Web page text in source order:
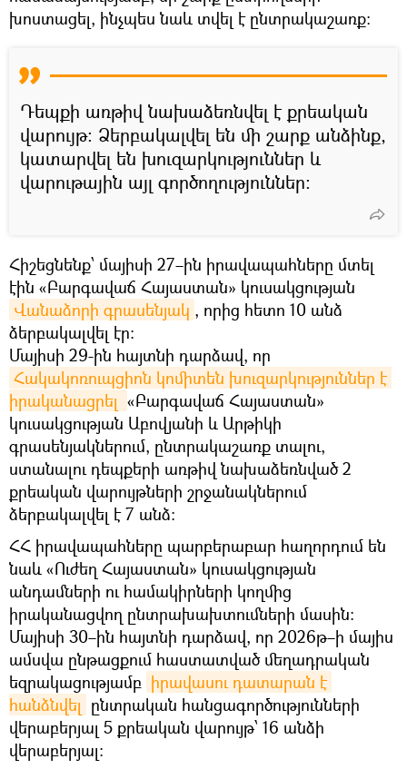
խոստացել, ինչպես նաև տվել է ընտրակաշառք:
Դեպքի առթիվ նախաձեռնվել է քրեական
վարույթ։ Ձերբակալվել են մի շարք անձինք,
կատարվել են խուզարկություններ և
վարութային այլ գործողություններ։
Հիշեցնենք՝ մայիսի 27–ին իրավապահները մտել
էին «Բարգավաճ Հայաստան» կուսակցության
Վանաձորի գրասենյակ , որից հետո 10 անձ
ձերբակալվել էր։
Մայիսի 29-ին հայտնի դարձավ, որ
Հակակոռուպցիոն կոմիտեն խուզարկություններ է
իրականացրել «Բարգավաճ Հայաստան»
կուսակցության Աբովյանի և Արթիկի
գրասենյակներում, ընտրակաշառք տալու,
ստանալու դեպքերի առթիվ նախաձեռնված 2
քրեական վարույթների շրջանակներում
ձերբակալվել է 7 անձ։
ՀՀ իրավապահները պարբերաբար հաղորդում են
նաև «Ուժեղ Հայաստան» կուսակցության
անդամների ու համակիրների կողմից
իրականացվող ընտրախախտումների մասին։
Մայիսի 30–ին հայտնի դարձավ, որ 2026թ–ի մայիս
ամսվա ընթացքում հաստատված մեղադրական
եզրակացությամբ իրավասու դատարան է
հանձնվել ընտրական հանցագործությունների
վերաբերյալ 5 քրեական վարույթ՝ 16 անձի
վերաբերյալ։